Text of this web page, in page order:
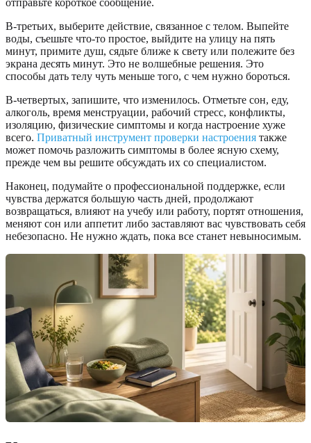
В-третьих, выберите действие, связанное с телом. Выпейте
воды, съешьте что-то простое, выйдите на улицу на пять
минут, примите душ, сядьте ближе к свету или полежите без
экрана десять минут. Это не волшебные решения. Это
способы дать телу чуть меньше того, с чем нужно бороться.
В-четвертых, запишите, что изменилось. Отметьте сон, еду,
алкоголь, время менструации, рабочий стресс, конфликты,
изоляцию, физические симптомы и когда настроение хуже
всего. Приватный инструмент проверки настроения также
может помочь разложить симптомы в более ясную схему,
прежде чем вы решите обсуждать их со специалистом.
Наконец, подумайте о профессиональной поддержке, если
чувства держатся большую часть дней, продолжают
возвращаться, влияют на учебу или работу, портят отношения,
меняют сон или аппетит либо заставляют вас чувствовать себя
небезопасно. Не нужно ждать, пока все станет невыносимым.